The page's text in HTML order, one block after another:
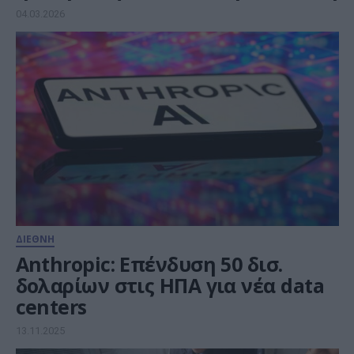
04.03.2026
ΔΙΕΘΝΗ
Anthropic: Επένδυση 50 δισ.
δολαρίων στις ΗΠΑ για νέα data
centers
13.11.2025